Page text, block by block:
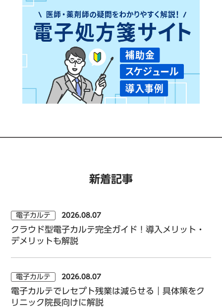
新着記事
電子カルテ 2026.08.07
クラウド型電子カルテ完全ガイド！導入メリット・
デメリットも解説
電子カルテ 2026.08.07
電子カルテでレセプト残業は減らせる｜具体策をク
リニック院長向けに解説